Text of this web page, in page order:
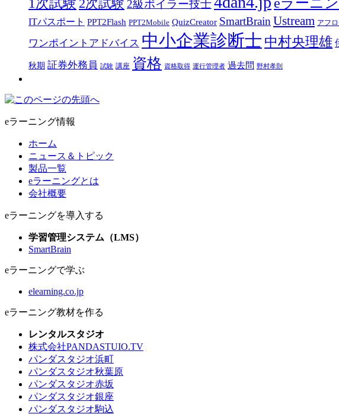
2次試験 2級ボイラー技士
ITパスポート PPT2Flash PPT2Mobile QuizCreator SmartBrain Ustream アフ
ワンポイントアドバイス 中小企業診断士 中村央理雄
秋期 証券外務員 試験 講座 資格 資格取得 運行管理者 過去問 野村孝則
eラーニング情報
ホーム
ニュース＆トピック
製品一覧
eラーニングとは
会社概要
eラーニングを導入する
学習管理システム（LMS）
SmartBrain
eラーニングで学ぶ
elearning.co.jp
eラーニング教材を作る
レンタルスタジオ
株式会社PANDASTUIO.TV
パンダスタジオ浜町
パンダスタジオ秋葉原
パンダスタジオ赤坂
パンダスタジオ銀座
パンダスタジオ駒込